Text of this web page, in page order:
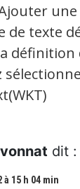
de texte
dit :
15 h 04 min